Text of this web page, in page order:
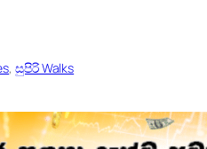
, සුපිරි Walks